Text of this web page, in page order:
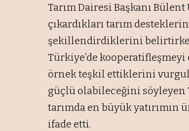
Tarım Dairesi Başkanı
çıkardıkları tarım
şekillendirdiklerini
Türkiye’de
örnek teşkil ettiklerini
güçlü olabileceğini söyleyen
tarımda en büyük
ifade etti.